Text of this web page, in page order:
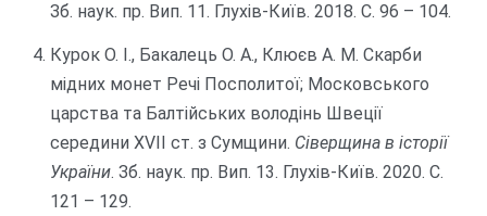
Зб. наук. пр. Вип. 11. Глухів-Київ. 2018. С. 96 – 104.
Курок О. І., Бакалець О. А., Клюєв А. М. Скарби
мідних монет Речі Посполитої; Московського
царства та Балтійських володінь Швеції
середини ХVII ст. з Сумщини. Сіверщина в історії
України. Зб. наук. пр. Вип. 13. Глухів-Київ. 2020. С.
121 – 129.